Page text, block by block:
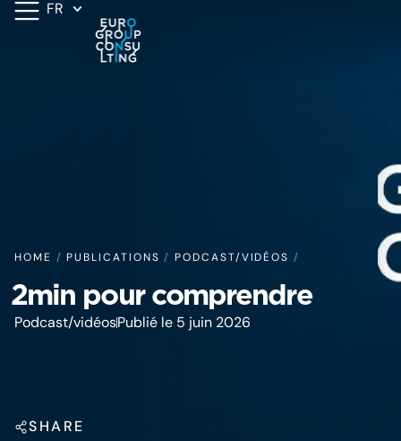
FR
HOME / PUBLICATIONS /PODCAST/VIDÉOS /
2min pour comprendre
Podcast/vidéosPublié le 5 juin 2026
SHARE